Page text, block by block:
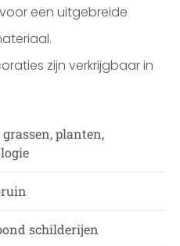
een uitgebreide
zijn verkrijgbaar in
planten,
schilderijen